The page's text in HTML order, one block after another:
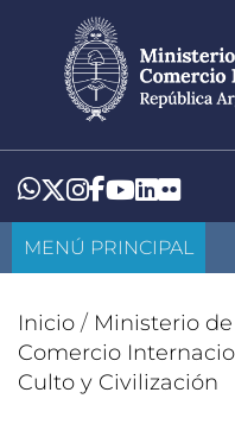
contenido
principal
Whatsapp
Twitter
Instagram
Facebook
YouTube
Flickr
MENÚ PRINCIPAL
Inicio / Ministerio
Comercio
Culto y Civilización